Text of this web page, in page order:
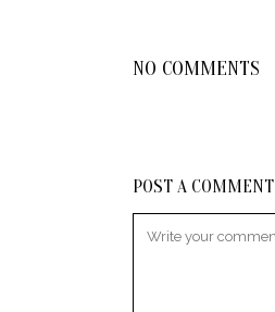
NO COMMENTS
POST A COMMENT